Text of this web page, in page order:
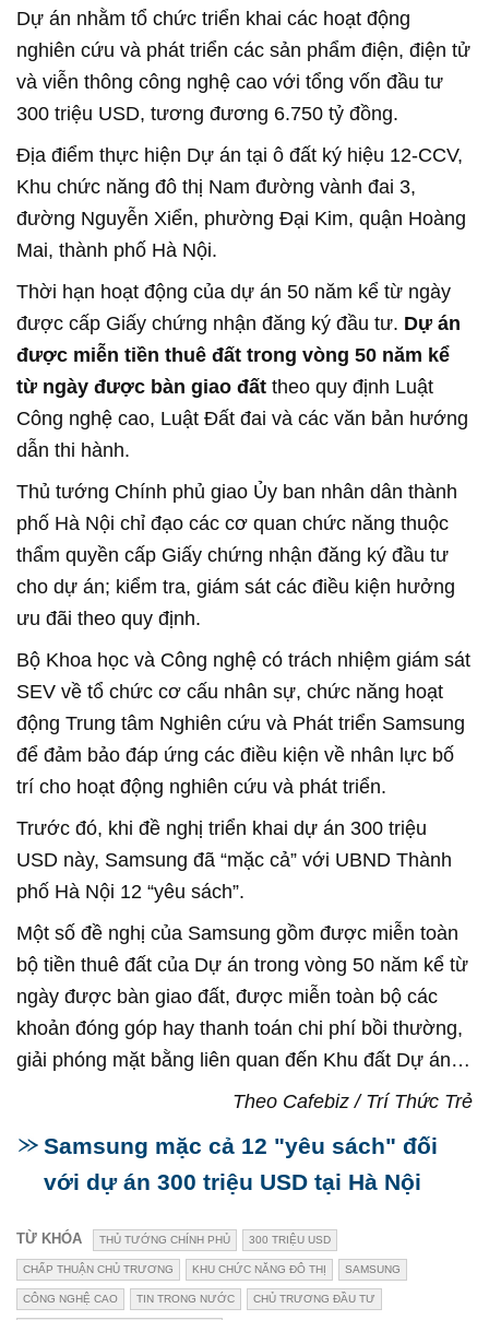
Dự án nhằm tổ chức triển khai các hoạt động
nghiên cứu và phát triển các sản phẩm điện, điện tử
và viễn thông công nghệ cao với tổng vốn đầu tư
300 triệu USD, tương đương 6.750 tỷ đồng.
Địa điểm thực hiện Dự án tại ô đất ký hiệu 12-CCV,
Khu chức năng đô thị Nam đường vành đai 3,
đường Nguyễn Xiển, phường Đại Kim, quận Hoàng
Mai, thành phố Hà Nội.
Thời hạn hoạt động của dự án 50 năm kể từ ngày
được cấp Giấy chứng nhận đăng ký đầu tư. Dự án
được miễn tiền thuê đất trong vòng 50 năm kể
từ ngày được bàn giao đất theo quy định Luật
Công nghệ cao, Luật Đất đai và các văn bản hướng
dẫn thi hành.
Thủ tướng Chính phủ giao Ủy ban nhân dân thành
phố Hà Nội chỉ đạo các cơ quan chức năng thuộc
thẩm quyền cấp Giấy chứng nhận đăng ký đầu tư
cho dự án; kiểm tra, giám sát các điều kiện hưởng
ưu đãi theo quy định.
Bộ Khoa học và Công nghệ có trách nhiệm giám sát
SEV về tổ chức cơ cấu nhân sự, chức năng hoạt
động Trung tâm Nghiên cứu và Phát triển Samsung
để đảm bảo đáp ứng các điều kiện về nhân lực bố
trí cho hoạt động nghiên cứu và phát triển.
Trước đó, khi đề nghị triển khai dự án 300 triệu
USD này, Samsung đã “mặc cả” với UBND Thành
phố Hà Nội 12 “yêu sách”.
Một số đề nghị của Samsung gồm được miễn toàn
bộ tiền thuê đất của Dự án trong vòng 50 năm kể từ
ngày được bàn giao đất, được miễn toàn bộ các
khoản đóng góp hay thanh toán chi phí bồi thường,
giải phóng mặt bằng liên quan đến Khu đất Dự án…
Theo Cafebiz / Trí Thức Trẻ
Samsung mặc cả 12 "yêu sách" đối
với dự án 300 triệu USD tại Hà Nội
TỪ KHÓA THỦ TƯỚNG CHÍNH PHỦ 300 TRIỆU USD
CHẤP THUẬN CHỦ TRƯƠNG KHU CHỨC NĂNG ĐÔ THỊ SAMSUNG
CÔNG NGHỆ CAO TIN TRONG NƯỚC CHỦ TRƯƠNG ĐẦU TƯ